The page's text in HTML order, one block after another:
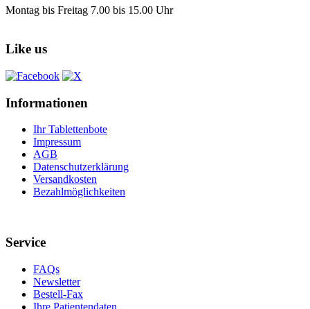
Montag bis Freitag 7.00 bis 15.00 Uhr
Like us
Informationen
Ihr Tablettenbote
Impressum
AGB
Datenschutzerklärung
Versandkosten
Bezahlmöglichkeiten
Service
FAQs
Newsletter
Bestell-Fax
Ihre Patientendaten